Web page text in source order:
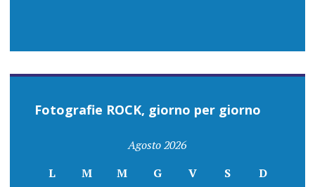
Fotografie ROCK, giorno per giorno
Agosto 2026
L
M M G V S D